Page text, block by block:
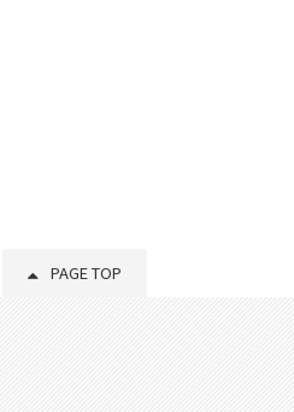
PAGE TOP